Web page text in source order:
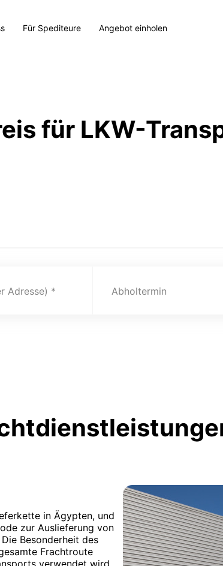
Für Spediteure Angebot einholen
für LKW-
Adresse) Abholtermin
in Ägypten, und
zur Auslieferung von
Besonderheit des
Frachtroute
verwendet wird.